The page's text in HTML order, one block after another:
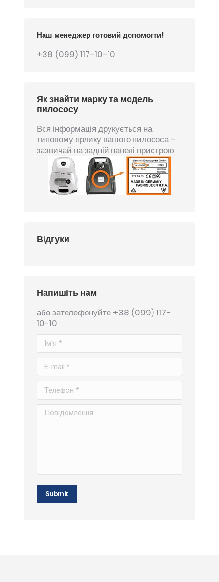
Наш менеджер готовий допомогти!
+38 (099) 117-10-10
Як знайти марку та модель
пилососу
Вся інформація друкується на
типовому ярлику вашого пилососа –
зазвичай на задній панелі пристрою
Відгуки
Напишіть нам
або зателефонуйте +38 (099) 117-
10-10
Ім'я *
E-mail *
Телефон *
Повідомлення
Submit